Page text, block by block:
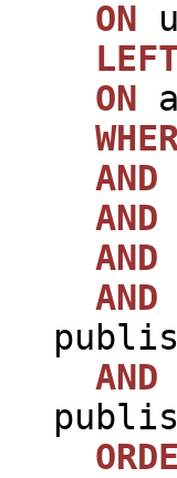
ON u
LEFT
ON a
AND
AND
AND
AND
AND